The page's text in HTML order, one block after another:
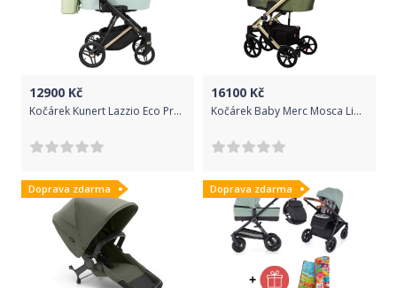
12900 Kč
Kočárek Kunert Lazzio Eco Premium trojkombinace cooper rám mátový
16100 Kč
Kočárek Baby Merc Mosca Limited 2020 trojkombinace s autosedačkou MOL/MO03/ZE
Doprava zdarma Doprava zdarma